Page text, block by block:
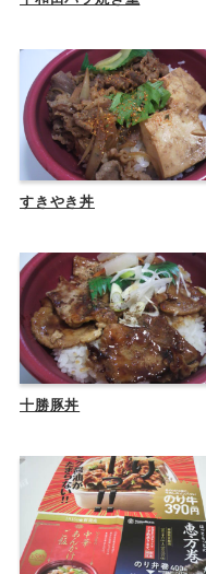
すきやき丼
十勝豚丼